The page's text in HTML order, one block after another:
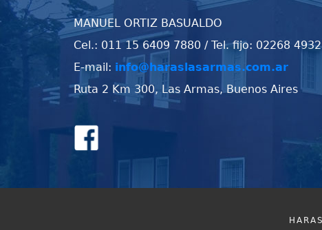
MANUEL ORTIZ BASUALDO
Cel.: 011 15 6409 7880 / Tel. fijo: 02268
E-mail: info@haraslasarmas.com.ar
Ruta 2 Km 300, Las Armas, Buenos Aires